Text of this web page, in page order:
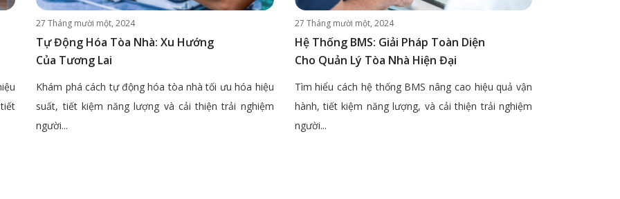
27 Tháng mười một, 2024
Tự Động Hóa Tòa Nhà: Xu Hướng
Của Tương Lai
Khám phá cách tự động hóa tòa nhà tối ưu hóa hiệu
suất, tiết kiệm năng lượng và cải thiện trải nghiệm
người...
27 Tháng mười một, 2024
Hệ Thống BMS: Giải Pháp Toàn Diện
Cho Quản Lý Tòa Nhà Hiện Đại
Tìm hiểu cách hệ thống BMS nâng cao hiệu quả vận
hành, tiết kiệm năng lượng, và cải thiện trải nghiệm
người...